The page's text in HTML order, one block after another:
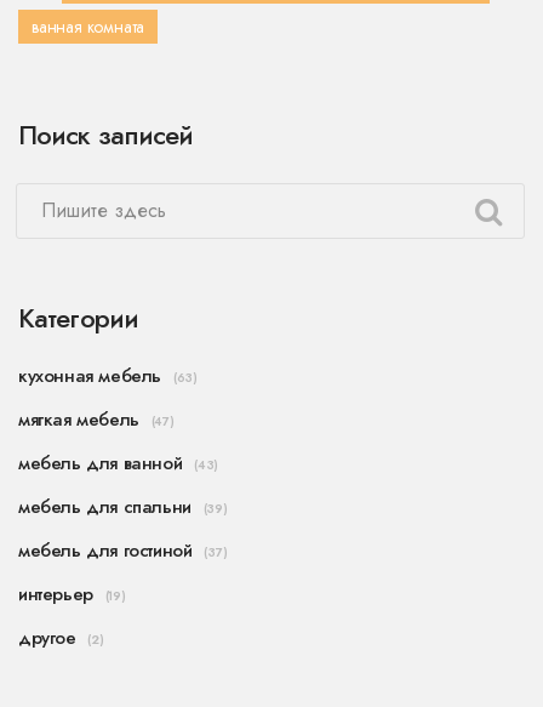
ванная комната
Поиск записей
Категории
кухонная мебель (63)
мягкая мебель (47)
мебель для ванной (43)
мебель для спальни (39)
мебель для гостиной (37)
интерьер (19)
другое (2)